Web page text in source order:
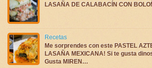
LASAÑA DE CALABACÍN CON
Recetas
Me sorprendes con este PASTEL
LASAÑA MEXICANA! Si te gusta
Gusta MIREN…